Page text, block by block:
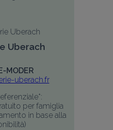
Uberach
MODER
uberach.fr
per famiglia